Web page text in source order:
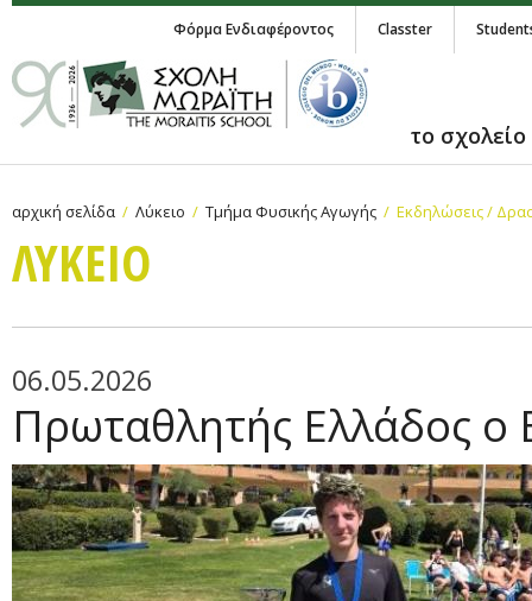
Φόρμα Ενδιαφέροντος Classter
το σχολείο
αρχική σελίδα Λύκειο Τμήμα Φυσικής Αγωγής Εκδηλώσεις /
ΛΥΚΕΙΟ
06.05.2026
Πρωταθλητής Ελλάδος ο